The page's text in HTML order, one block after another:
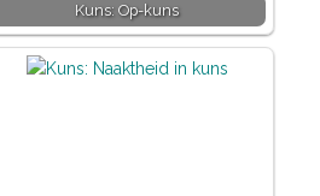
Kuns: Op-kuns